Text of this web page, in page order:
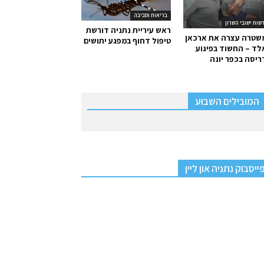
בריאות וסביבה
ראש עיריית נתניה דורשת
טיפול דחוף במפגע יתושים
ישובי השרון
עצרה את ארכאן
– החשוד בפיגוע
בכפר יונה
המובילים השבוע
פייסבוק נתניה און ליין